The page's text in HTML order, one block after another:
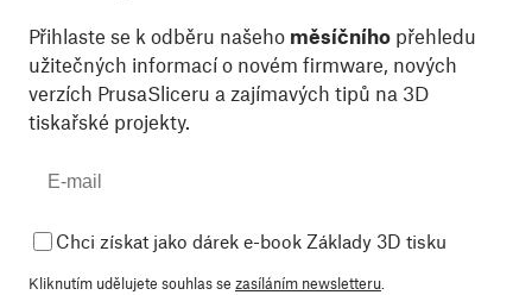
Přihlaste se k odběru našeho měsíčního přehledu
užitečných informací o novém firmware, nových
verzích PrusaSliceru a zajímavých tipů na 3D
tiskařské projekty.
Chci získat jako dárek e-book Základy 3D tisku
Kliknutím udělujete souhlas se zasíláním newsletteru.